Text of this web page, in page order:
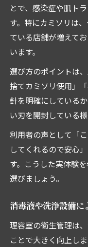
とで、感染症や肌ト
す。特にカミソリは
ている店舗が増えて
います。
選び方のポイントは
捨てカミソリ使用」
針を明確にしている
い刃を開封している
利用者の声として「
してくれるので安心
す。こうした実体験
選びましょう。
消毒液や洗浄設備に
理容室の衛生管理は
ことで大きく向上し